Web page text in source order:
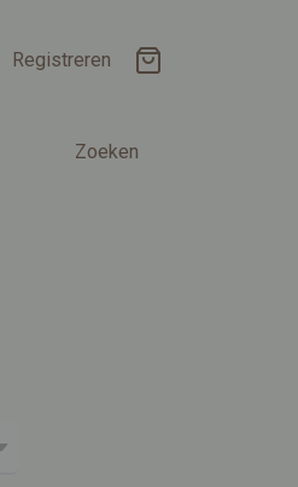
Registreren
Zoeken